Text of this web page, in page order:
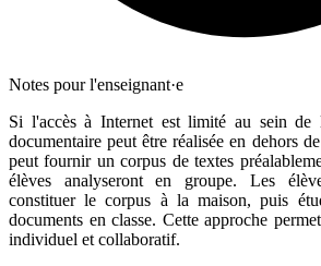
Notes pour l'enseignant·e
Si l'accès à Internet est limité au sein de
documentaire peut être réalisée en dehors
peut fournir un corpus de textes
élèves analyseront en groupe. Les
constituer le corpus à la maison, puis
documents en classe. Cette approche
individuel et collaboratif.